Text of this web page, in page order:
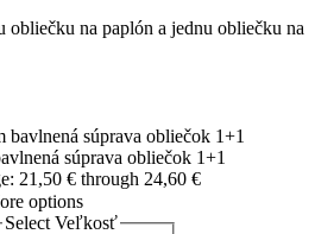
obliečku na paplón a jednu obliečku na
súprava obliečok 1+1
21,50 € through 24,60 €
options
Select Veľkosť